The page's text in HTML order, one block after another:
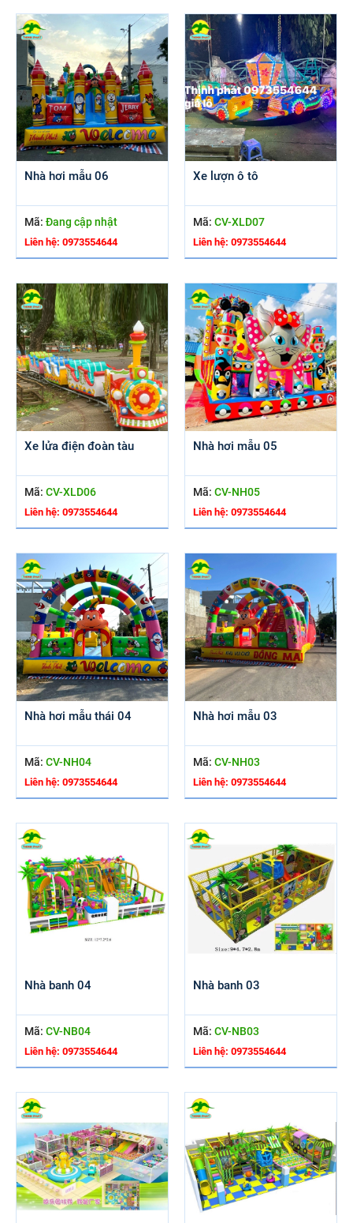
Nhà hơi mẫu 06
Mã: Đang cập nhật
Liên hệ: 0973554644
Xe lượn ô tô
Mã: CV-XLD07
Liên hệ: 0973554644
Xe lửa điện đoàn tàu
Mã: CV-XLD06
Liên hệ: 0973554644
Nhà hơi mẫu 05
Mã: CV-NH05
Liên hệ: 0973554644
Nhà hơi mẫu thái 04
Mã: CV-NH04
Liên hệ: 0973554644
Nhà hơi mẫu 03
Mã: CV-NH03
Liên hệ: 0973554644
Nhà banh 04
Mã: CV-NB04
Liên hệ: 0973554644
Nhà banh 03
Mã: CV-NB03
Liên hệ: 0973554644